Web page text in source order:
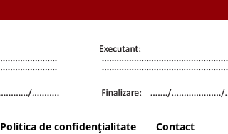
Politica de confidențialitate Contact